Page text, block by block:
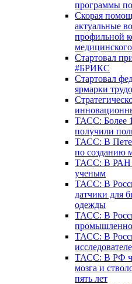
программы
Скорая
актуальные
профильной
медицинского
Стартовал
#БРИКС
Стартовал
ярмарки
ТАСС: Более
получили
ТАСС: В
по созданию
ТАСС: В РАН
ученым
ТАСС: В
датчики для
одежды
ТАСС: В
ТАСС: В
ТАСС: В РФ
мозга и
пять лет